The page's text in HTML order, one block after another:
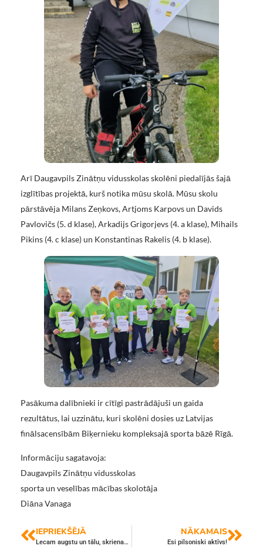
Arī Daugavpils Zinātņu vidusskolas skolēni piedalījās šajā
izglītības projektā, kurš notika mūsu skolā. Mūsu skolu
pārstāvēja Milans Zeņkovs, Artjoms Karpovs un Davids
Pavlovičs (5. d klase), Arkadijs Grigorjevs (4. a klase), Mihails
Pikins (4. c klase) un Konstantinas Rakelis (4. b klase).
Pasākuma dalībnieki ir cītīgi pastrādājuši un gaida
rezultātus, lai uzzinātu, kuri skolēni dosies uz Latvijas
finālsacensībām Biķernieku kompleksajā sporta bāzē Rīgā.
Informāciju sagatavoja:
Daugavpils Zinātņu vidusskolas
sporta un veselības mācības skolotāja
Diāna Vanaga
IEPRIEKŠĒJĀ
Lecam augstu un tālu, skrienam ātri
NĀKAMAIS
Esi pilsoniski aktīvs!